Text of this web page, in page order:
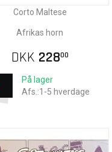
Corto Maltese
Afrikas horn
DKK 22800
På lager
Afs.:1-5 hverdage